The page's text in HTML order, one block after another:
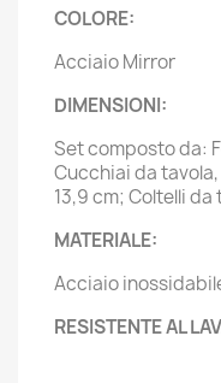
COLORE:
Acciaio Mirror
DIMENSIONI:
Set composto da:
Cucchiai da
13,9 cm; Coltelli da
MATERIALE:
Acciaio
RESISTENTE AL